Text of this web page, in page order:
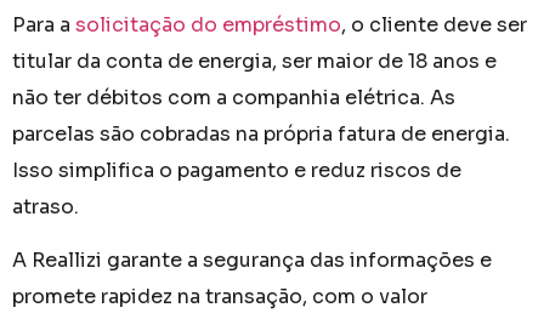
Para a solicitação do empréstimo, o cliente deve ser
titular da conta de energia, ser maior de 18 anos e
não ter débitos com a companhia elétrica. As
parcelas são cobradas na própria fatura de energia.
Isso simplifica o pagamento e reduz riscos de
atraso.
A Reallizi garante a segurança das informações e
promete rapidez na transação, com o valor